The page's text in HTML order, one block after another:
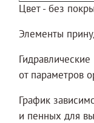
Цвет - без
Элементы
от параметров
График
и пенных для